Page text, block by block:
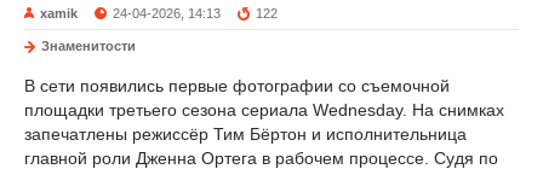
xamik 24-04-2026, 14:13 122
Знаменитости
В сети появились первые фотографии со съемочной
площадки третьего сезона сериала Wednesday. На снимках
запечатлены режиссёр Тим Бёртон и исполнительница
главной роли Дженна Ортега в рабочем процессе. Судя по